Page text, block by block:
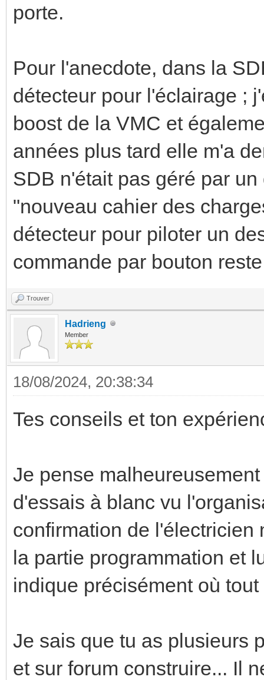
porte.
Pour l'anecdote, dans la
détecteur pour l'éclairage ;
boost de la VMC et
années plus tard elle m'a
SDB n'était pas géré par
"nouveau cahier des
détecteur pour piloter un
commande par bouton
Trouver
Hadrieng
Member
18/08/2024, 20:38:34
Tes conseils et ton
Je pense
d'essais à blanc vu
confirmation de l'électricien
la partie programmation et
indique précisément où tout
Je sais que tu as plusieurs
et sur forum construire... Il